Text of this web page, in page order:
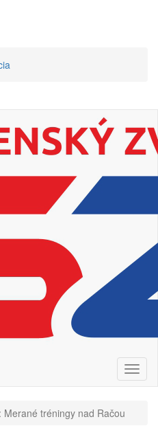
Merané tréningy nad Račou